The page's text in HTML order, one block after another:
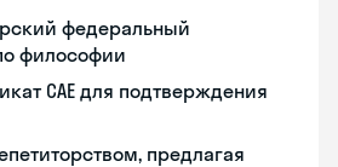
федеральный
философии
CAE для подтверждения
предлагая